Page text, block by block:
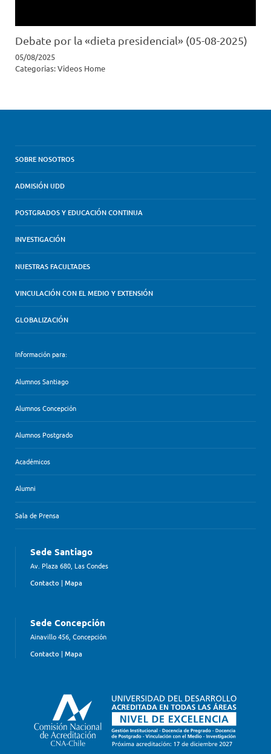
Debate por la «dieta presidencial» (05-08-2025)
05/08/2025
Categorias:Videos Home
SOBRE NOSOTROS
ADMISIÓN UDD
POSTGRADOS Y EDUCACIÓN CONTINUA
INVESTIGACIÓN
NUESTRAS FACULTADES
VINCULACIÓN CON EL MEDIO Y EXTENSIÓN
GLOBALIZACIÓN
Información para:
Alumnos Santiago
Alumnos Concepción
Alumnos Postgrado
Académicos
Alumni
Sala de Prensa
Sede Santiago
Av. Plaza 680, Las Condes
Contacto | Mapa
Sede Concepción
Ainavillo 456, Concepción
Contacto | Mapa